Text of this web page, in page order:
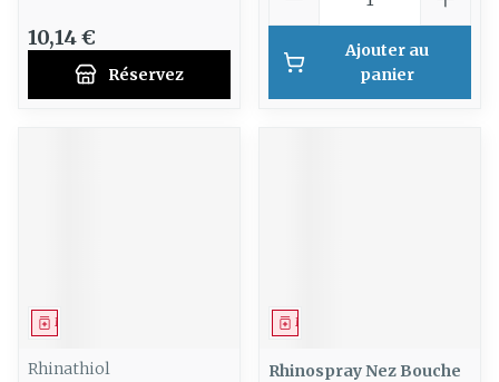
10,14 €
Réservez
Ajouter au
panier
Médicament
Rhinathiol
Médicament
Rhinospray Nez Bouche